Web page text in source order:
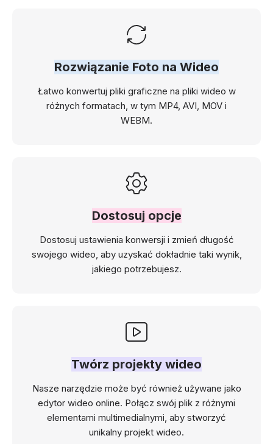
Rozwiązanie Foto na Wideo
Łatwo konwertuj pliki graficzne na pliki wideo w
różnych formatach, w tym MP4, AVI, MOV i
WEBM.
Dostosuj opcje
Dostosuj ustawienia konwersji i zmień długość
swojego wideo, aby uzyskać dokładnie taki wynik,
jakiego potrzebujesz.
Twórz projekty wideo
Nasze narzędzie może być również używane jako
edytor wideo online. Połącz swój plik z różnymi
elementami multimedialnymi, aby stworzyć
unikalny projekt wideo.